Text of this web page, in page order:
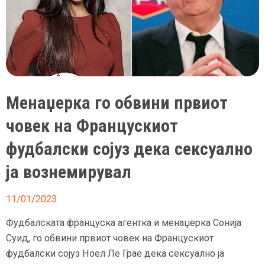
Менаџерка го обвини првиот
човек на Францускиот
фудбалски сојуз дека сексуално
ја вознемирувал
11/01/2023
Фудбалската француска агентка и менаџерка Сонија
Суид, го обвини првиот човек на Францускиот
фудбалски сојуз Ноел Ле Грае дека сексуално ја